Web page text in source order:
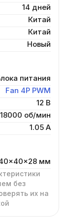
14 дней
Китай
Китай
Новый
питания
Fan 4P PWM
12 В
18000 об/мин
1.05 A
мм
без
их на